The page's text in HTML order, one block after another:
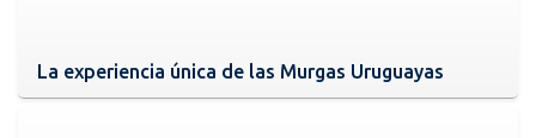
La experiencia única de las Murgas Uruguayas